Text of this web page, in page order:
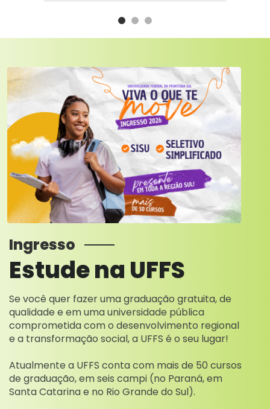
Ingresso
Estude na UFFS
Se você quer fazer uma graduação gratuita, de
qualidade e em uma universidade pública
comprometida com o desenvolvimento regional
e a transformação social, a UFFS é o seu lugar!
Atualmente a UFFS conta com mais de 50 cursos
de graduação, em seis campi (no Paraná, em
Santa Catarina e no Rio Grande do Sul).